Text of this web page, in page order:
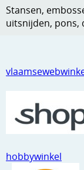
Papier en
Ribbelaar
Speciaal
Stempels en zo
hobbywinkel
Stansen,
uitsnijden, pons,